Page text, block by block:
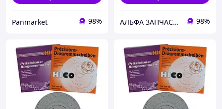
Panmarket 98% АЛЬФА ЗАПЧАСТИ 98%